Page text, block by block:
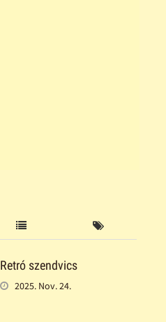
Retró szendvics
2025. Nov. 24.